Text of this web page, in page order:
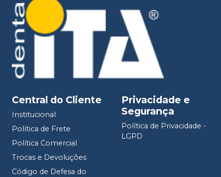
Central do Cliente
Institucional
Política de Frete
Política Comercial
Trocas e Devoluções
Código de Defesa do
Privacidade e
Segurança
Política de Privacidade -
LGPD